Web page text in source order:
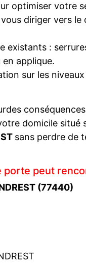
optimiser votre
diriger vers
existants :
en applique.
sur les
domicile situé
sans perdre de
porte peut
(77440)